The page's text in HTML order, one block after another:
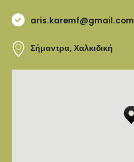
aris.karemf@gmail.com
Σήμαντρα, Χαλκιδική